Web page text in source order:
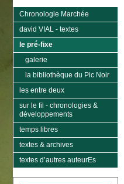
Chronologie Marchée
david VIAL - textes
le pré-fixe
galerie
la bibliothèque du Pic Noir
les entre deux
sur le fil - chronologies &
développements
temps libres
textes & archives
textes d’autres auteurEs